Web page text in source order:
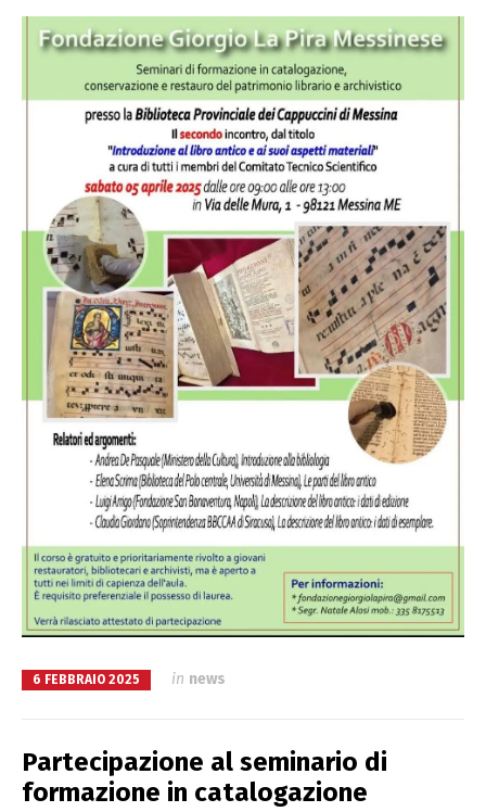
6 FEBBRAIO 2025 in news
Partecipazione al seminario di
formazione in catalogazione